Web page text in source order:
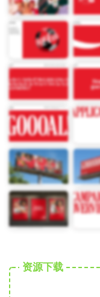
资源下载